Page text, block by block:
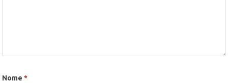
Nome*